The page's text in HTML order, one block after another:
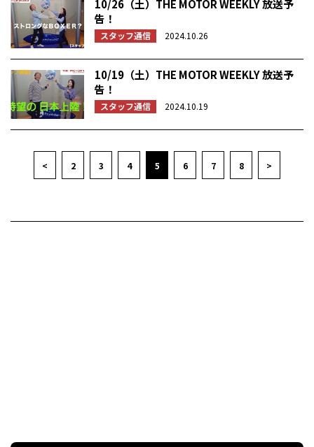
10/26（土）THE MOTOR WEEKLY 放送予
告！
スタッフ通信 2024.10.26
10/19（土）THE MOTOR WEEKLY 放送予
告！
スタッフ通信 2024.10.19
< 2 3 4 5 6 7 8 >